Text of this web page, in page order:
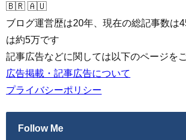
🇧🇷 🇦🇺
ブログ運営歴は20年、現在の総記事数は
は約5万です
記事広告などに関しては以下のページを
広告掲載・記事広告について
プライバシーポリシー
Follow Me